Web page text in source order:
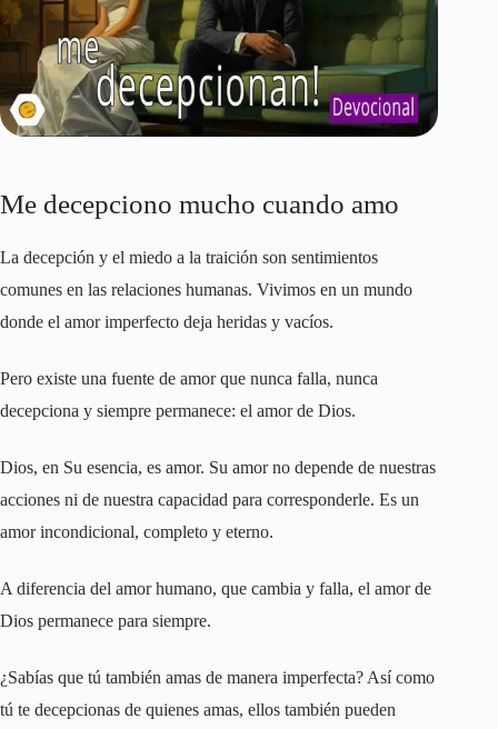
Me decepciono mucho cuando amo
La decepción y el miedo a la traición son sentimientos
comunes en las relaciones humanas. Vivimos en un mundo
donde el amor imperfecto deja heridas y vacíos.
Pero existe una fuente de amor que nunca falla, nunca
decepciona y siempre permanece: el amor de Dios.
Dios, en Su esencia, es amor. Su amor no depende de nuestras
acciones ni de nuestra capacidad para corresponderle. Es un
amor incondicional, completo y eterno.
A diferencia del amor humano, que cambia y falla, el amor de
Dios permanece para siempre.
¿Sabías que tú también amas de manera imperfecta? Así como
tú te decepcionas de quienes amas, ellos también pueden